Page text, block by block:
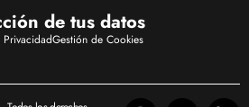
de tus datos
Gestión de Cookies